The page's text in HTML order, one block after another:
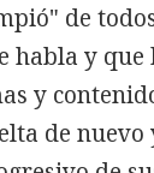
de
habla y que
y
de nuevo